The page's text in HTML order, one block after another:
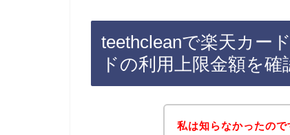
teethcleanで楽天カー
ドの利用上限金額を確
私は知らなかったの